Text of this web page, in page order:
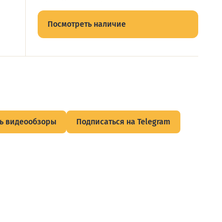
Посмотреть наличие
видеообзоры Подписаться на Telegram